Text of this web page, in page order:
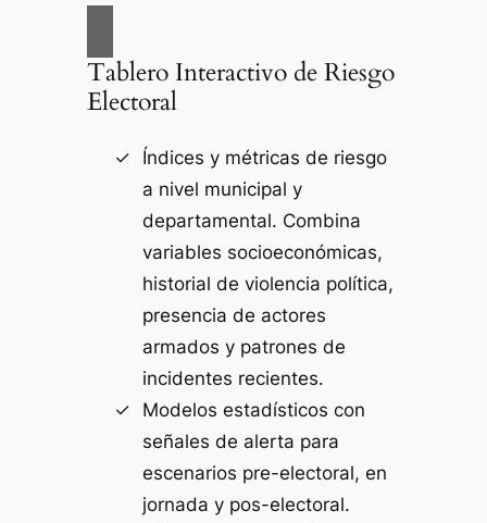
Tablero Interactivo de Riesgo
Electoral
Índices y métricas de riesgo
a nivel municipal y
departamental. Combina
variables socioeconómicas,
historial de violencia política,
presencia de actores
armados y patrones de
incidentes recientes.
Modelos estadísticos con
señales de alerta para
escenarios pre-electoral, en
jornada y pos-electoral.